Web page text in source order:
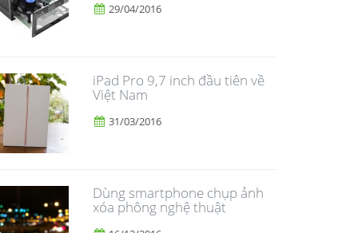
29/04/2016
iPad Pro 9,7 inch đầu tiên về
Việt Nam
31/03/2016
Dùng smartphone chụp ảnh
xóa phông nghệ thuật